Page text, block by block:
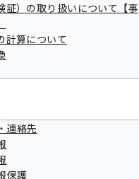
証）の取り扱いについて【事
計算について
連絡先
保護
ート項目